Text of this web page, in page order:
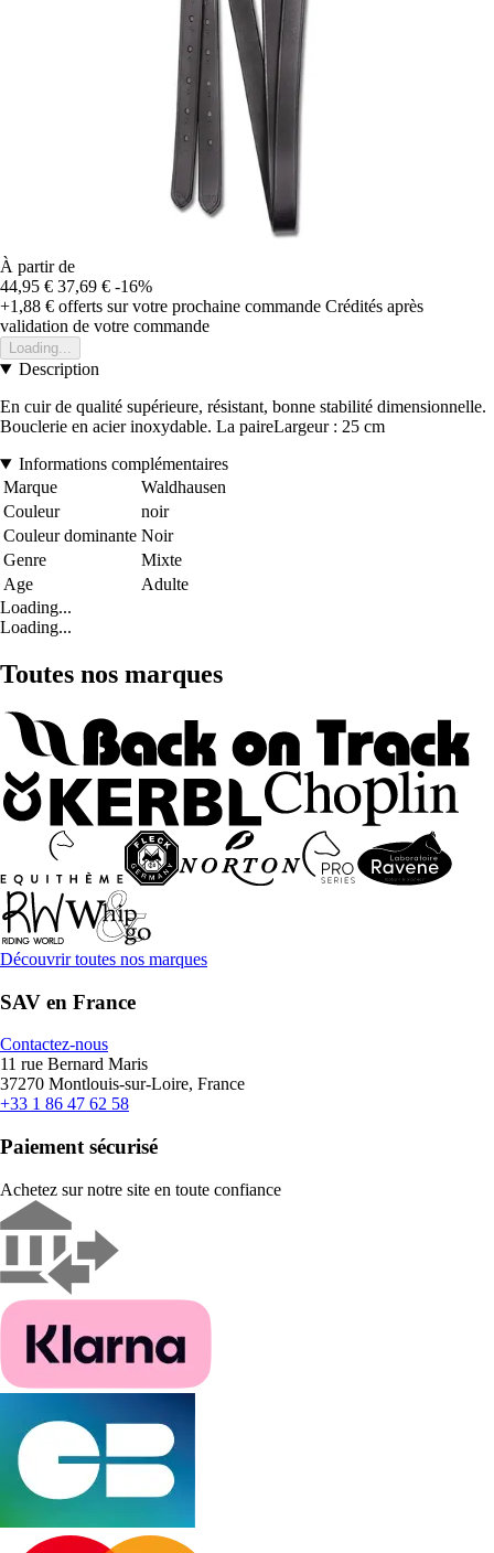
À partir de
44,95 € 37,69 € -16%
+1,88 € offerts sur votre prochaine commande Crédités après
validation de votre commande
Loading...
Description
En cuir de qualité supérieure, résistant, bonne stabilité dimensionnelle.
Bouclerie en acier inoxydable. La paireLargeur : 25 cm
Informations complémentaires
Marque
Waldhausen
Couleur
noir
Couleur dominante Noir
Genre
Mixte
Age
Adulte
Loading...
Loading...
Toutes nos marques
Découvrir toutes nos marques
SAV en France
Contactez-nous
11 rue Bernard Maris
37270 Montlouis-sur-Loire, France
+33 1 86 47 62 58
Paiement sécurisé
Achetez sur notre site en toute confiance